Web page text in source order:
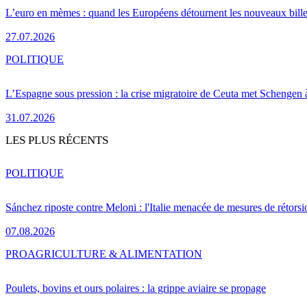
L’euro en mèmes : quand les Européens détournent les nouveaux
27.07.2026
L’Espagne sous pression : la crise migratoire de Ceuta met Schengen
31.07.2026
POLITIQUE
LES PLUS RÉCENTS
Sánchez riposte contre Meloni : l'Italie menacée de mesures de
07.08.2026
POLITIQUE
Poulets, bovins et ours polaires : la grippe aviaire se propage
PROAGRICULTURE & ALIMENTATION